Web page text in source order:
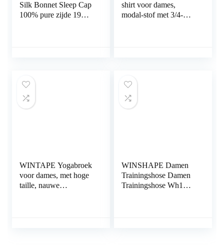
Silk Bonnet Sleep Cap
100% pure zijde 19
(champagne/diep roze)
shirt voor dames,
modal-stof met 3/4-
WINTAPE Yogabroek
voor dames, met hoge
taille, nauwe
WINSHAPE Damen
Trainingshose Damen
Trainingshose Wh1